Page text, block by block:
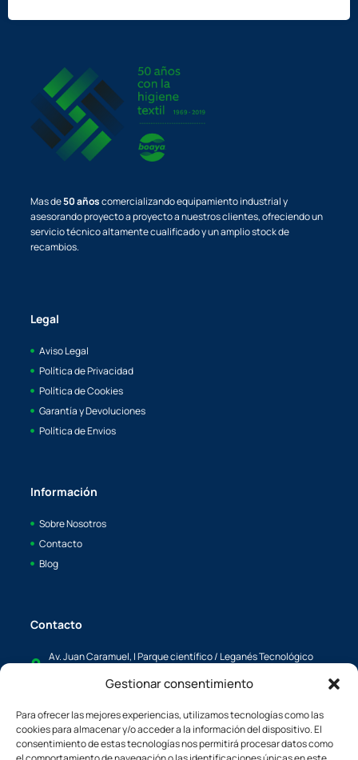
Gestionar consentimiento
Para ofrecer las mejores experiencias, utilizamos tecnologías como las
cookies para almacenar y/o acceder a la información del dispositivo. El
consentimiento de estas tecnologías nos permitirá procesar datos como
Mas de50 añoscomercializando equipamiento industrial y
asesorando proyecto a proyecto a nuestros clientes, ofreciendo un
servicio técnico altamente cualificado y un amplio stock de
recambios.
Legal
Aviso Legal
Política de Privacidad
Política de Cookies
Garantía y Devoluciones
Política de Envios
Información
Sobre Nosotros
Contacto
Blog
Contacto
Av. Juan Caramuel, I Parque científico / Leganés Tecnológico
info@boaya.es
c/L'Energía, 34 08940, Cornellá de Llobregat, Barcelona España
boaya@boaya.es